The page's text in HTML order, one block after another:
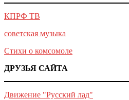
КПРФ ТВ
советская музыка
Стихи о комсомоле
ДРУЗЬЯ САЙТА
Движение "Русский лад"